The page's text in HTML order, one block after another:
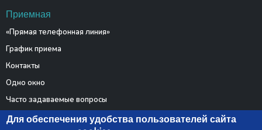
Приемная
«Прямая телефонная линия»
График приема
Контакты
Одно окно
Часто задаваемые вопросы
Электронные обращения
Для обеспечения удобства пользователей сайта